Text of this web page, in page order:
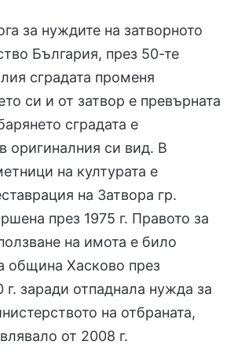
за нуждите на затворното
България, през 50-те
сградата променя
си и от затвор е превърната
сградата е
оригиналния си вид. В
на културата е
на Затвора гр.
през 1975 г. Правото за
на имота е било
община Хасково през
г. заради отпаднала нужда за
на отбраната,
от 2008 г.